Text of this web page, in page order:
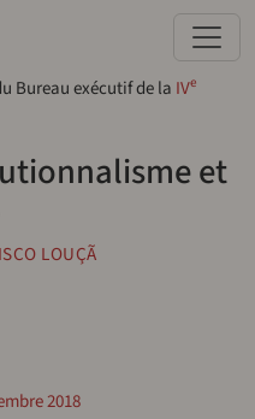
Bureau exécutif de la IVe
et
LOUÇÃ
2018